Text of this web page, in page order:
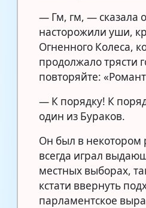
— Гм, гм, — сказала
насторожили уши,
Огненного Колеса,
продолжало трясти
повторяйте:
— К порядку! К
один из Бураков.
Он был в некотором
всегда играл
местных выборах,
кстати ввернуть
парламентское